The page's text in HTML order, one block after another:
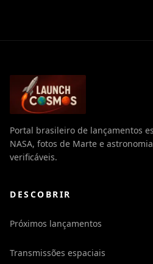
Portal brasileiro de lançamentos
NASA, fotos de Marte e
verificáveis.
DESCOBRIR
Próximos lançamentos
Transmissões espaciais